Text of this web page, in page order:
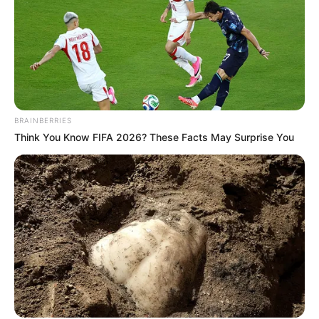
Archivo
Galán lanza advertencia: proveedores de medicamentos y
las EPS sin solución
Por:Andrés Prieto
Marzo 25, 2025
BRAINBERRIES
Think You Know FIFA 2026? These Facts May Surprise You